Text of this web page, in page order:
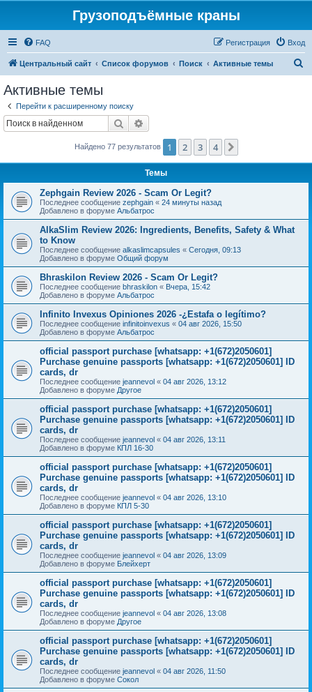
Грузоподъёмные краны
FAQ Вход
Регистрация
Центральный сайт Список форумов Поиск Активные темы
Активные темы
Перейти к расширенному поиску
Поиск
Найдено 77 результатов 1 2 3 4
Темы
Zephgain Review 2026 - Scam Or Legit?
Последнее сообщение zephgain « 24 минуты назад
Добавлено в форуме Альбатрос
AlkaSlim Review 2026: Ingredients, Benefits, Safety & What
to Know
Последнее сообщение alkaslimcapsules « Сегодня, 09:13
Добавлено в форуме Общий форум
Bhraskilon Review 2026 - Scam Or Legit?
Последнее сообщение bhraskilon « Вчера, 15:42
Добавлено в форуме Альбатрос
Infinito Invexus Opiniones 2026 -¿Estafa o legítimo?
Последнее сообщение infinitoinvexus « 04 авг 2026, 15:50
Добавлено в форуме Альбатрос
official passport purchase [whatsapp: +1(672)2050601]
Purchase genuine passports [whatsapp: +1(672)2050601] ID
cards, dr
Последнее сообщение jeannevol « 04 авг 2026, 13:12
Добавлено в форуме Другое
official passport purchase [whatsapp: +1(672)2050601]
Purchase genuine passports [whatsapp: +1(672)2050601] ID
cards, dr
Последнее сообщение jeannevol « 04 авг 2026, 13:11
Добавлено в форуме КПЛ 16-30
official passport purchase [whatsapp: +1(672)2050601]
Purchase genuine passports [whatsapp: +1(672)2050601] ID
cards, dr
Последнее сообщение jeannevol « 04 авг 2026, 13:10
Добавлено в форуме КПЛ 5-30
official passport purchase [whatsapp: +1(672)2050601]
Purchase genuine passports [whatsapp: +1(672)2050601] ID
cards, dr
Последнее сообщение jeannevol « 04 авг 2026, 13:09
Добавлено в форуме Блейхерт
official passport purchase [whatsapp: +1(672)2050601]
Purchase genuine passports [whatsapp: +1(672)2050601] ID
cards, dr
Последнее сообщение jeannevol « 04 авг 2026, 13:08
Добавлено в форуме Другое
official passport purchase [whatsapp: +1(672)2050601]
Purchase genuine passports [whatsapp: +1(672)2050601] ID
cards, dr
Последнее сообщение jeannevol « 04 авг 2026, 11:50
Добавлено в форуме Сокол